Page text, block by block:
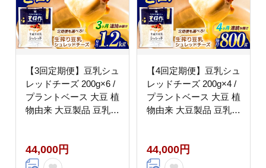
【3回定期便】豆乳シュ
レッドチーズ 200g×6 /
プラントベース 大豆 植
物由来 大豆製品 豆乳チ
ー対応 ヘルシー コレス
テロールゼロ ソイミル
44,000円
【4回定期便】豆乳シュ
レッドチーズ 200g×4 /
プラントベース 大豆 植
物由来 大豆製品 豆乳チ
ー対応 ヘルシー コレス
テロールゼロ ソイミル
44,000円